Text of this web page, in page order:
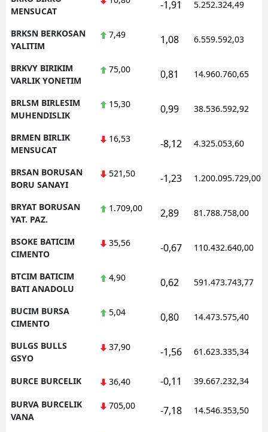
MENSUCAT
-1,91 5.252.324,49
BRKSN BERKOSAN
YALITIM
7,49 1,08 6.559.592,03
BRKVY BIRIKIM
VARLIK YONETIM
75,00 0,81 14.960.760,65
BRLSM BIRLESIM
MUHENDISLIK
15,30 0,99 38.536.592,92
BRMEN BIRLIK
MENSUCAT
16,53 -8,12 4.325.053,60
BRSAN BORUSAN
BORU SANAYI
521,50 -1,23 1.200.095.729,00
BRYAT BORUSAN
YAT. PAZ.
1.709,00 2,89 81.788.758,00
BSOKE BATICIM
CIMENTO
35,56 -0,67 110.432.640,00
BTCIM BATICIM
BATI ANADOLU
4,90 0,62 591.473.743,77
BUCIM BURSA
CIMENTO
5,04 0,80 14.473.575,40
BULGS BULLS
GSYO
37,90 -1,56 61.623.335,34
BURCE BURCELIK 36,40 -0,11 39.667.232,34
BURVA BURCELIK
VANA
705,00 -7,18 14.546.353,50